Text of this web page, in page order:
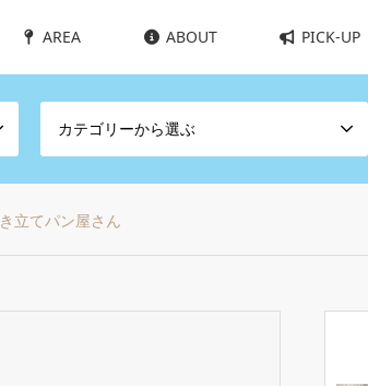
AREA ABOUT PICK-UP
カテゴリーから選ぶ
立てパン屋さん